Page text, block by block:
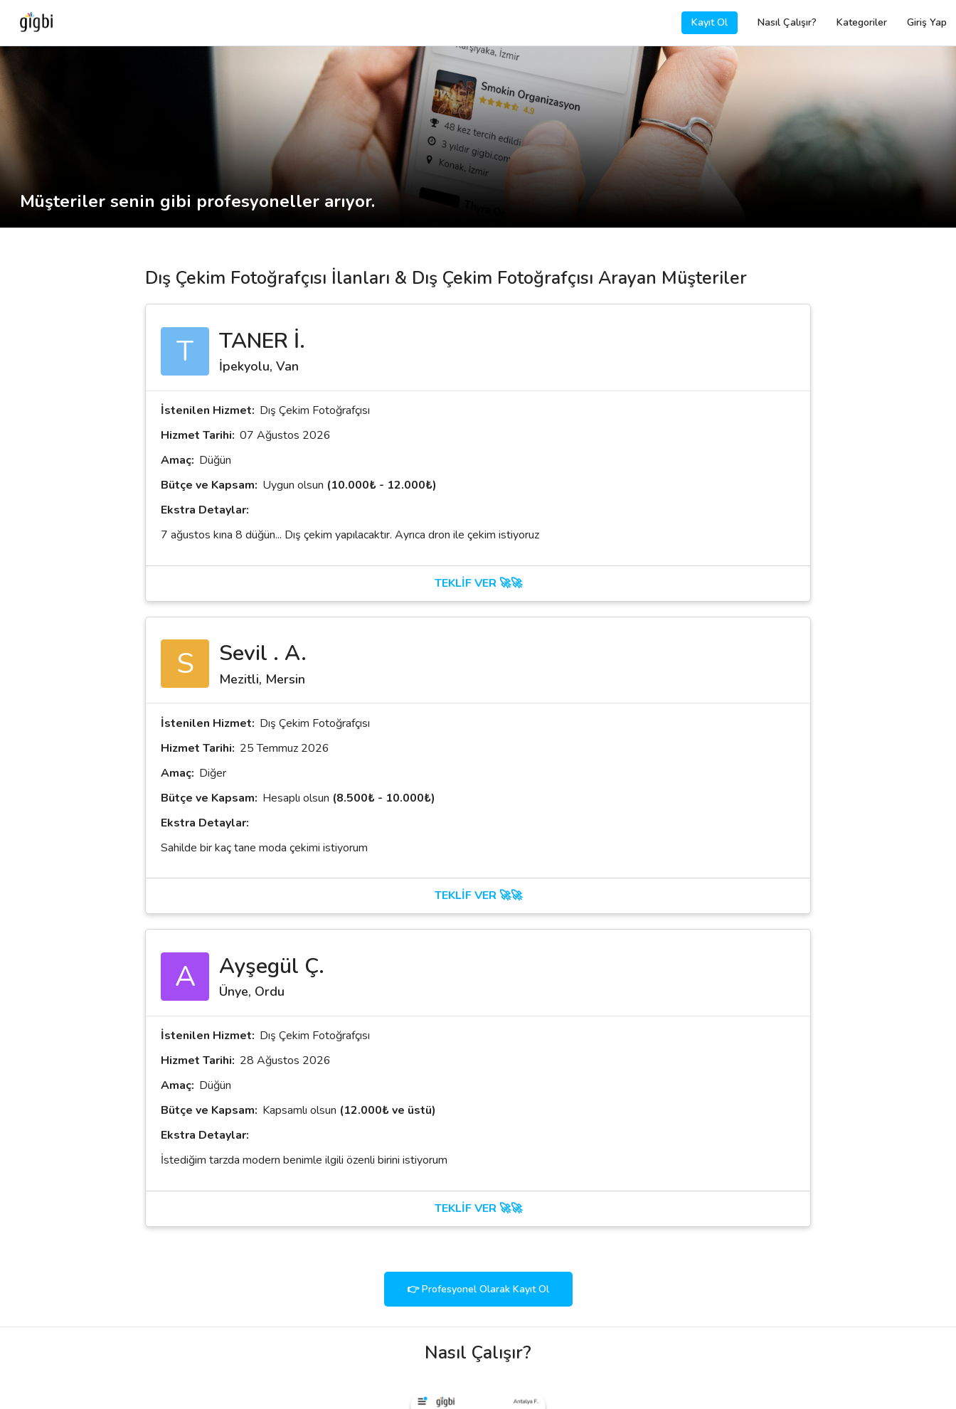
Kayıt Ol Nasıl Çalışır? Kategoriler Giriş Yap
Giriş Yap
Müşteri Değerlendirmeleri
Müşteriler senin gibi profesyoneller arıyor.
Dış Çekim Fotoğrafçısı İlanları & Dış Çekim Fotoğrafçısı Arayan Müşteriler
T TANER İ.
İpekyolu, Van
İstenilen Hizmet: Dış Çekim Fotoğrafçısı
Hizmet Tarihi: 07 Ağustos 2026
Amaç: Düğün
Bütçe ve Kapsam: Uygun olsun (10.000₺ - 12.000₺)
Ekstra Detaylar:
7 ağustos kına 8 düğün... Dış çekim yapılacaktır. Ayrıca dron ile çekim istiyoruz
TEKLİF VER 🚀🚀
S Sevil . A.
Mezitli, Mersin
İstenilen Hizmet: Dış Çekim Fotoğrafçısı
Hizmet Tarihi: 25 Temmuz 2026
Amaç: Diğer
Bütçe ve Kapsam: Hesaplı olsun (8.500₺ - 10.000₺)
Ekstra Detaylar:
Sahilde bir kaç tane moda çekimi istiyorum
TEKLİF VER 🚀🚀
A Ayşegül Ç.
Ünye, Ordu
İstenilen Hizmet: Dış Çekim Fotoğrafçısı
Hizmet Tarihi: 28 Ağustos 2026
Amaç: Düğün
Bütçe ve Kapsam: Kapsamlı olsun (12.000₺ ve üstü)
Ekstra Detaylar:
İstediğim tarzda modern benimle ilgili özenli birini istiyorum
TEKLİF VER 🚀🚀
👉 Profesyonel Olarak Kayıt Ol
Nasıl Çalışır?